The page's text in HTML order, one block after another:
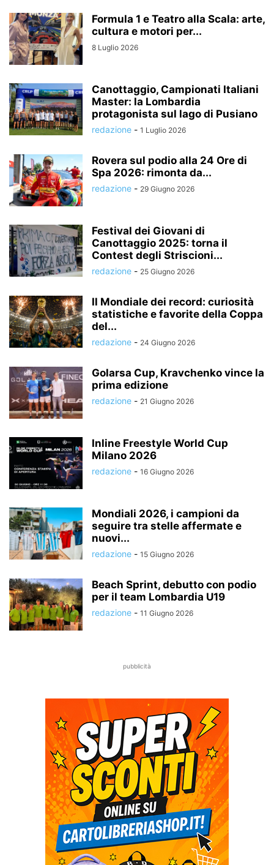
Formula 1 e Teatro alla Scala: arte,
cultura e motori per...
8 Luglio 2026
Canottaggio, Campionati Italiani
Master: la Lombardia
protagonista sul lago di Pusiano
redazione - 1 Luglio 2026
Rovera sul podio alla 24 Ore di
Spa 2026: rimonta da...
redazione - 29 Giugno 2026
Festival dei Giovani di
Canottaggio 2025: torna il
Contest degli Striscioni...
redazione - 25 Giugno 2026
Il Mondiale dei record: curiosità
statistiche e favorite della Coppa
del...
redazione - 24 Giugno 2026
Golarsa Cup, Kravchenko vince la
prima edizione
redazione - 21 Giugno 2026
Inline Freestyle World Cup
Milano 2026
redazione - 16 Giugno 2026
Mondiali 2026, i campioni da
seguire tra stelle affermate e
nuovi...
redazione - 15 Giugno 2026
Beach Sprint, debutto con podio
per il team Lombardia U19
redazione - 11 Giugno 2026
pubblicità